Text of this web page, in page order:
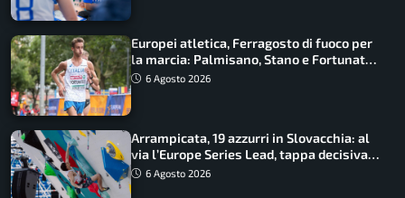
Europei atletica, Ferragosto di fuoco per
la marcia: Palmisano, Stano e Fortunato
guidano l’Italia
6 Agosto 2026
Arrampicata, 19 azzurri in Slovacchia: al
via l’Europe Series Lead, tappa decisiva
per la Speed
6 Agosto 2026